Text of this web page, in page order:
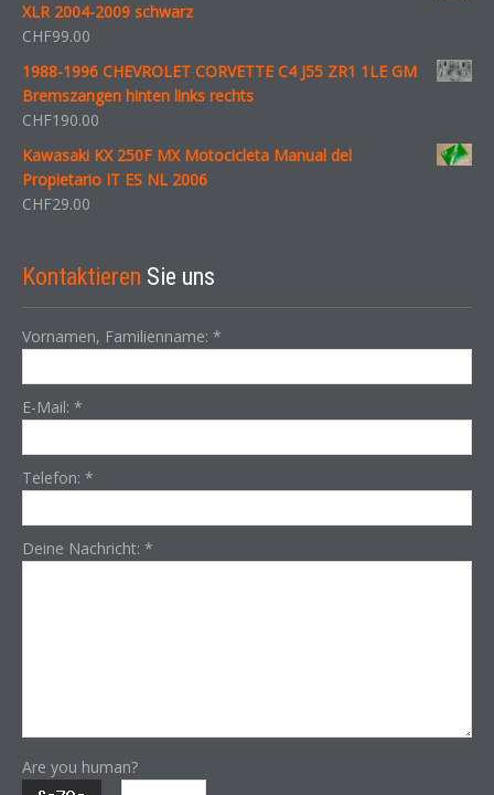
XLR 2004-2009 schwarz
CHF99.00
1988-1996 CHEVROLET CORVETTE C4 J55 ZR1 1LE GM
Bremszangen hinten links rechts
CHF190.00
Kawasaki KX 250F MX Motocicleta Manual del
Propietario IT ES NL 2006
CHF29.00
Kontaktieren Sie uns
Vornamen, Familienname: *
E-Mail: *
Telefon: *
Deine Nachricht: *
Are you human?